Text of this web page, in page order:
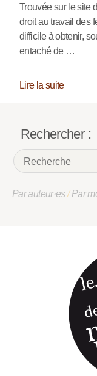
Trouvée sur le site
droit au travail des
difficile à obtenir,
entaché de …
Lire la suite
Rechercher :
Par auteur·es/Par